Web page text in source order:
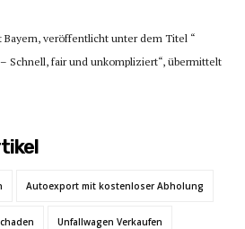
Bayern, veröffentlicht unter dem Titel “
Schnell, fair und unkompliziert“, übermittelt
Autoexport mit kostenloser Abholung
Unfallwagen Verkaufen